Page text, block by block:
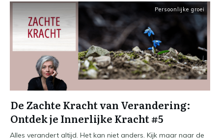
Persoonlijke groei
De Zachte Kracht van Verandering:
Ontdek je Innerlijke Kracht #5
Alles verandert altijd. Het kan niet anders. Kijk maar naar de